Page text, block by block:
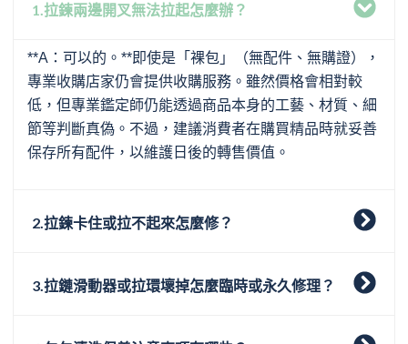
1.拉鍊兩邊開叉無法拉起怎麼辦？
**A：可以的。**即使是「裸包」（無配件、無購證），
專業收購店家仍會提供收購服務。雖然價格會相對較
低，但專業鑑定師仍能透過商品本身的工藝、材質、細
節等判斷真偽。不過，建議消費者在購買精品時就妥善
保存所有配件，以維護日後的轉售價值。
2.拉鍊卡住或拉不起來怎麼修？
3.拉鏈滑動器或拉環壞掉怎麼臨時或永久修理？